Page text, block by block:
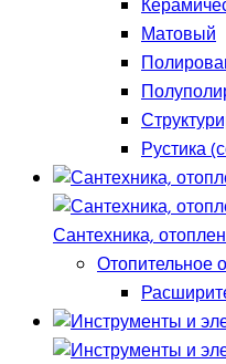
Матовый
Рустика
Сантехника,
Отопительное